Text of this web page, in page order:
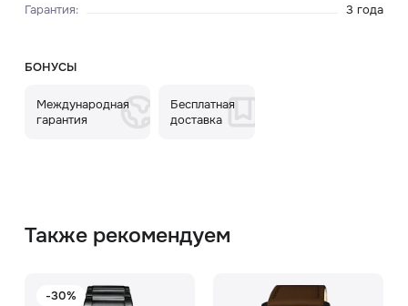
Гарантия: 3 года
БОНУСЫ
Международная
гарантия
Бесплатная
доставка
Также рекомендуем
-30%